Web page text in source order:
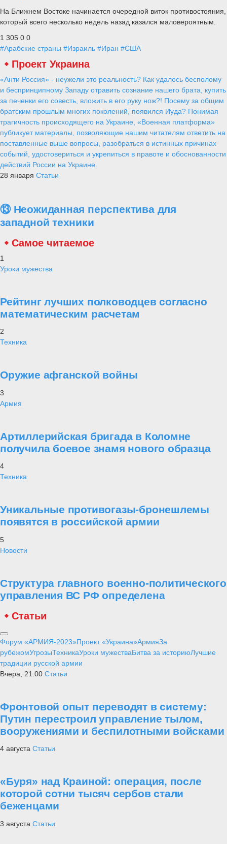
На Ближнем Востоке начинается очередной виток противостояния,
который всего несколько недель назад казался маловероятным.
1 305 0 0
#Арабские страны #Израиль #Иран #США
Проект Украина
«Анти Россия» - неужели это реальность? Как удалось бесполому
и беспринципному Западу отравить сознание нашего брата, купить
за печенки его совесть, вложить в его руку нож?! Посему за общим
братским прошлым многих поколений, появился Иуда? Понимая
трагичность происходящего на Украине, «Военная платформа»
публикует материалы, позволяющие нашим читателям ответить на
поставленные выше вопросы, разобраться в истинных причинах
событий, удостовериться и укрепиться в правоте и обоснованности
действий России на Украине.
28 января Статьи
⑬ Неожиданная перспектива для
западной техники
Самое читаемое
1
Уроки мужества
Рейтинг лучших полководцев согласно
математическим расчетам
2
Техника
Оружие афганской войны
3
Армия
Артиллерийская бригада в Коломне
получила боевое знамя нового образца
4
Техника
Уникальные противогазы-бронешлемы
появятся в российской армии
5
Новости
Структура главного военно-политического
управления ВС РФ определена
Статьи
Форум «АРМИЯ-2023»Проект «Украина»АрмияЗа
рубежомУгрозыТехникаУроки мужестваБитва за историюЛучшие
традиции русской армии
Вчера, 21:00 Статьи
Фронтовой опыт переводят в систему:
Путин перестроил управление тылом,
вооружениями и беспилотными войсками
4 августа Статьи
«Буря» над Краиной: операция, после
которой сотни тысяч сербов стали
беженцами
3 августа Статьи